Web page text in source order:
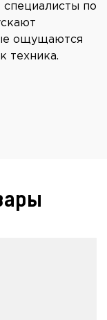
специалисты по
ощущаются
техника.